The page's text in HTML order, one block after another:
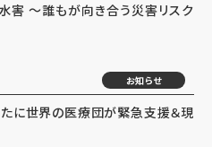
害 ～誰もが向き合う災害リスク
お知らせ
たに世界の医療団が緊急支援＆現